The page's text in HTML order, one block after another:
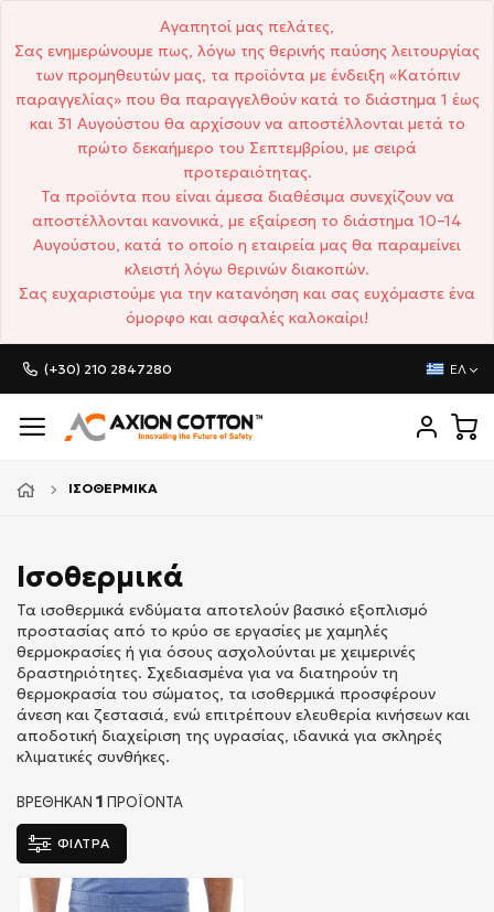
Αγαπητοί μας πελάτες,
Σας ενημερώνουμε πως, λόγω της θερινής παύσης λειτουργίας
των προμηθευτών μας, τα προϊόντα με ένδειξη «Κατόπιν
παραγγελίας» που θα παραγγελθούν κατά το διάστημα 1 έως
και 31 Αυγούστου θα αρχίσουν να αποστέλλονται μετά το
πρώτο δεκαήμερο του Σεπτεμβρίου, με σειρά
προτεραιότητας.
Τα προϊόντα που είναι άμεσα διαθέσιμα συνεχίζουν να
αποστέλλονται κανονικά, με εξαίρεση το διάστημα 10–14
Αυγούστου, κατά το οποίο η εταιρεία μας θα παραμείνει
κλειστή λόγω θερινών διακοπών.
Σας ευχαριστούμε για την κατανόηση και σας ευχόμαστε ένα
όμορφο και ασφαλές καλοκαίρι!
(+30) 210 2847280 ΕΛ
ΙΣΟΘΕΡΜΙΚΆ
Ισοθερμικά
Τα ισοθερμικά ενδύματα αποτελούν βασικό εξοπλισμό
προστασίας από το κρύο σε εργασίες με χαμηλές
θερμοκρασίες ή για όσους ασχολούνται με χειμερινές
δραστηριότητες. Σχεδιασμένα για να διατηρούν τη
θερμοκρασία του σώματος, τα ισοθερμικά προσφέρουν
άνεση και ζεστασιά, ενώ επιτρέπουν ελευθερία κινήσεων και
αποδοτική διαχείριση της υγρασίας, ιδανικά για σκληρές
κλιματικές συνθήκες.
ΒΡΕΘΗΚΑΝ 1 ΠΡΟΪΌΝΤΑ
ΦΙΛΤΡΑ